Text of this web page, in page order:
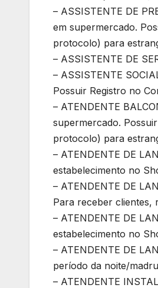
– ASSISTENTE DE
em supermercado.
protocolo) para
– ASSISTENTE DE
– ASSISTENTE
Possuir Registro no
– ATENDENTE
supermercado.
protocolo) para
– ATENDENTE DE
estabelecimento no
– ATENDENTE DE
Para receber clientes,
– ATENDENTE DE
estabelecimento no
– ATENDENTE DE
período da noite/
– ATENDENTE